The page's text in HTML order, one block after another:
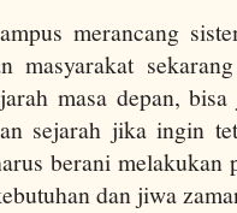
merancang
masyarakat
masa depan,
sejarah jika ingin
berani melakukan
dan jiwa